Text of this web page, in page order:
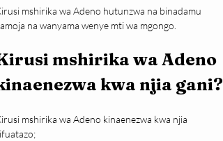
mshirika wa Adeno hutunzwa na binadamu
na wanyama wenye mti wa mgongo.
mshirika wa Adeno
kwa njia gani?
mshirika wa Adeno kinaenezwa kwa njia